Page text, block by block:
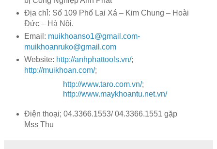
Địa chỉ: Số 109 Phố Lai Xá – Kim Chung – Hoài
Đức – Hà Nội.
Email: muikhoanso1@gmail.com-
muikhoanruko@gmail.com
Website: http://anhphattools.vn/;
http://muikhoan.com/;
http://www.taro.com.vn/;
http://www.maykhoantu.net.vn/
Điện thoại; 04.3366.1553/04.3366.1551 gặp
MssThu